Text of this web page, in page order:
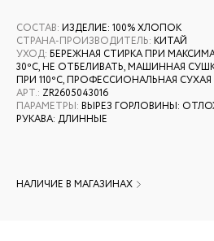
СОСТАВ: ИЗДЕЛИЕ: 100% ХЛОПОК
СТРАНА-ПРОИЗВОДИТЕЛЬ: КИТАЙ
УХОД: БЕРЕЖНАЯ СТИРКА ПРИ
30ºС, НЕ ОТБЕЛИВАТЬ, МАШИННАЯ
ПРИ 110ºС, ПРОФЕССИОНАЛЬНАЯ
АРТ.: ZR2605043016
ПАРАМЕТРЫ: ВЫРЕЗ ГОРЛОВИНЫ:
РУКАВА: ДЛИННЫЕ
НАЛИЧИЕ В МАГАЗИНАХ